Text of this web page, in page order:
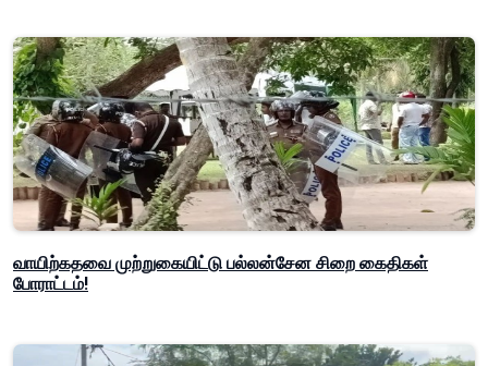
வாயிற்கதவை முற்றுகையிட்டு பல்லன்சேன சிறை கைதிகள்
போராட்டம்!